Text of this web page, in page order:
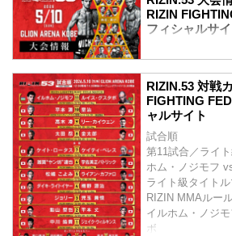
RIZIN
フィシャルサイ
【Trailer】
vs. ルイス・グス
youtu.be
開催日時
2026年5月10日（
始
※オープニングフ
終了予定時間
20:00〜21:00頃
RIZIN.53 対戦
FIGHTING
ャルサイト
試合順
第11試合／ライ
ホム・ノジモフ
ライト級タイト
RIZIN MMAルー
イルホム・ノジ
ボ